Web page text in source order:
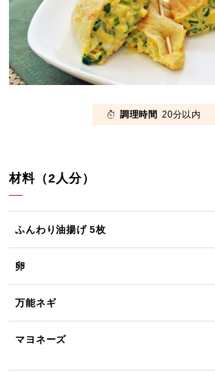
調理時間 20分以内
材料（2人分）
ふんわり油揚げ 5枚
卵
万能ネギ
マヨネーズ